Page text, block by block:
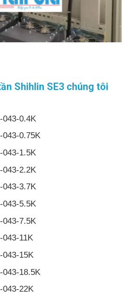
Shihlin SE3 chúng tôi
043-0.4K
043-0.75K
043-1.5K
043-2.2K
043-3.7K
043-5.5K
043-7.5K
11K
043-15K
043-18.5K
043-22K